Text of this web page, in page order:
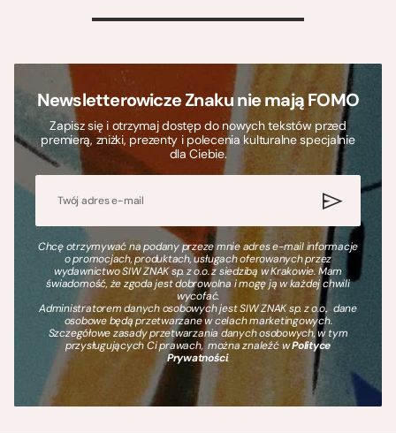
>
Newsletterowicze Znaku nie mają FOMO
Zapisz się i otrzymaj dostęp do nowych tekstów przed
premierą, zniżki, prezenty i polecenia kulturalne specjalnie
dla Ciebie.
Chcę otrzymywać na podany przeze mnie adres e-mail informacje
o promocjach, produktach, usługach oferowanych przez
wydawnictwo SIW ZNAK sp. z o.o. z siedzibą w Krakowie. Mam
świadomość, że zgoda jest dobrowolna i mogę ją w każdej chwili
wycofać.
Administratorem danych osobowych jest SIW ZNAK sp. z o.o., dane
osobowe będą przetwarzane w celach marketingowych.
Szczegółowe zasady przetwarzania danych osobowych, w tym
przysługujących Ci prawach, można znaleźć wPolityce
Prywatności.